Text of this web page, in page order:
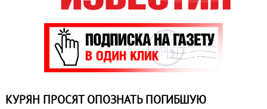
КУРЯН ПРОСЯТ ОПОЗНАТЬ ПОГИБШУЮ